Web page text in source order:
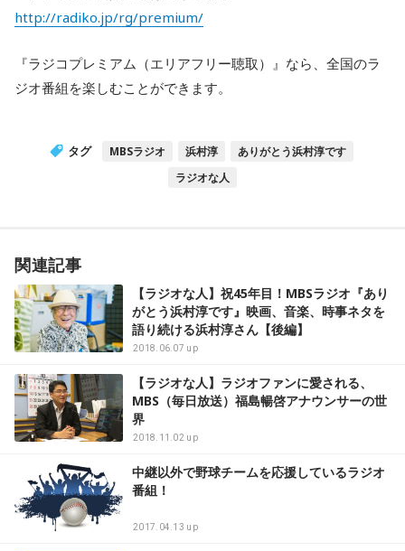
http://radiko.jp/rg/premium/
『ラジコプレミアム（エリアフリー聴取）』なら、全国のラ
ジオ番組を楽しむことができます。
タグ MBSラジオ 浜村淳
ありがとう浜村淳です
ラジオな人
関連記事
【ラジオな人】祝45年目！MBSラジオ『あり
がとう浜村淳です』映画、音楽、時事ネタを
語り続ける浜村淳さん【後編】
2018.06.07 up
【ラジオな人】ラジオファンに愛される、
MBS（毎日放送）福島暢啓アナウンサーの世
界
2018.11.02 up
中継以外で野球チームを応援しているラジオ
番組！
2017.04.13 up